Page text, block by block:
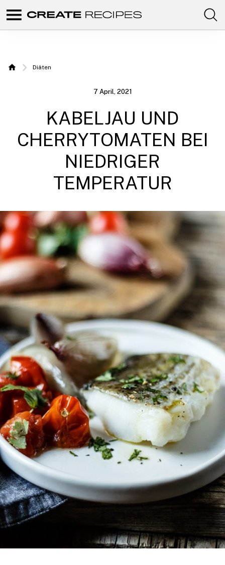
Create
Rezepte,
Chefbot
zubereiten
können
Comunidad
con
tus
Home
Diäten
7 April, 2021
KABELJAU UND
CHERRYTOMATEN BEI
NIEDRIGER
TEMPERATUR